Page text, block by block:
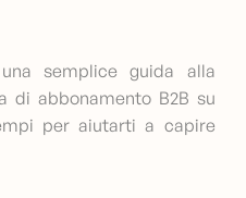
semplice guida alla
di abbonamento B2B su
per aiutarti a capire